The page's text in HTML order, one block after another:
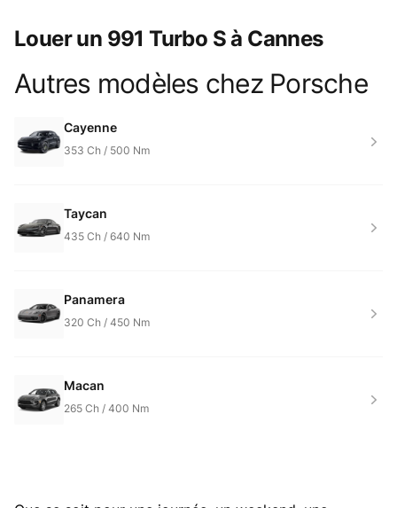
Louer un 991 Turbo S à Cannes
Product information
Autres modèles chez Porsche
Cayenne
353 Ch / 500 Nm
Taycan
435 Ch / 640 Nm
Panamera
320 Ch / 450 Nm
Macan
265 Ch / 400 Nm